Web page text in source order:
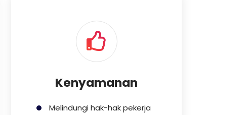
Kenyamanan
Melindungi hak-hak pekerja